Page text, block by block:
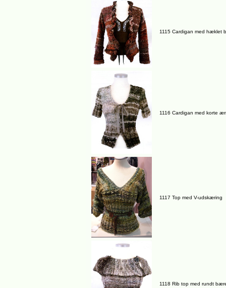
1115 Cardigan med hæklet
1116 Cardigan med korte
1117 Top med V-udskæring
1118 Rib top med rundt